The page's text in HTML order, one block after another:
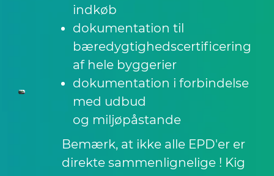
indkøb
dokumentation til
bæredygtighedscertificering
af hele byggerier
dokumentation i forbindelse
med udbud
og miljøpåstande
Bemærk, at ikke alle EPD'er er
direkte sammenlignelige ! Kig